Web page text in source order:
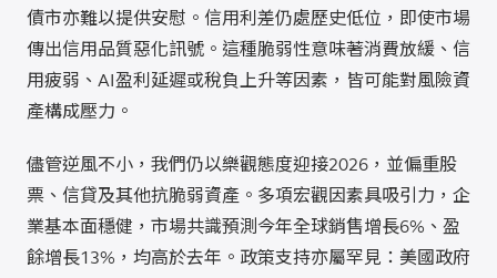
債市亦難以提供安慰。信用利差仍處歷史低位，即使市場
傳出信用品質惡化訊號。這種脆弱性意味著消費放緩、信
用疲弱、AI盈利延遲或稅負上升等因素，皆可能對風險資
產構成壓力。
儘管逆風不小，我們仍以樂觀態度迎接2026，並偏重股
票、信貸及其他抗脆弱資產。多項宏觀因素具吸引力，企
業基本面穩健，市場共識預測今年全球銷售增長6%、盈
餘增長13%，均高於去年。政策支持亦屬罕見：美國政府